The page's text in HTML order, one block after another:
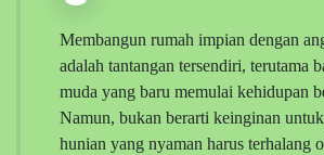
Membangun rumah impian dengan
adalah tantangan tersendiri, terutama
muda yang baru memulai kehidupan
Namun, bukan berarti keinginan
hunian yang nyaman harus terhalang